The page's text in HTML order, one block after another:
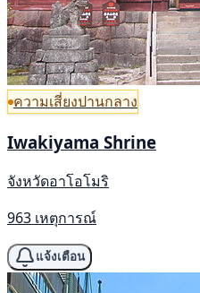
ความเสี่ยงปานกลาง
Iwakiyama Shrine
จังหวัดอาโอโมริ
963 เหตุการณ์
แจ้งเตือน